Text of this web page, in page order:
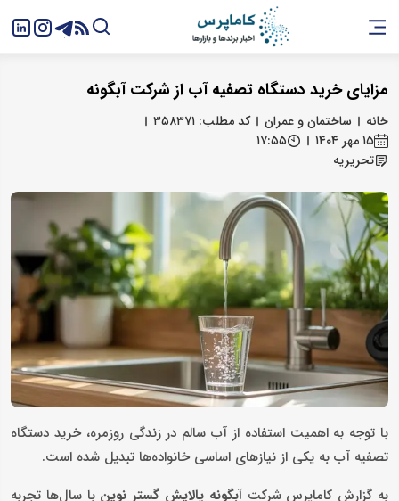
مزایای خرید دستگاه تصفیه آب از شرکت آبگونه
خانه ساختمان و عمران
کد مطلب: ۳۵۸۳۷۱
۱۵ مهر ۱۴۰۴
۱۷:۵۵
تحریریه
با توجه به اهمیت استفاده از آب سالم در زندگی روزمره، خرید دستگاه
تصفیه آب به یکی از نیازهای اساسی خانواده‌ها تبدیل شده است.
به گزارش کاماپرس شرکتآبگونه پالایش گستر نوین با سال‌ها تجربه